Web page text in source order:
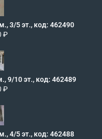
3/5 эт., код: 462490
₽
9/10 эт., код: 462489
₽
4/5 эт., код: 462488